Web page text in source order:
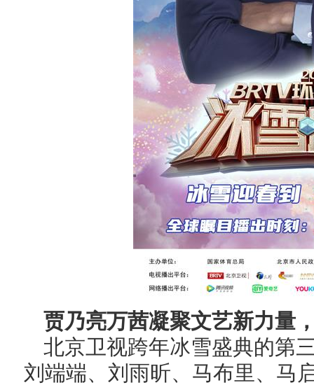
贾乃亮万茜凝聚文艺新力量
北京卫视跨年冰雪盛典的第
刘端端、刘雨昕、马布里、马